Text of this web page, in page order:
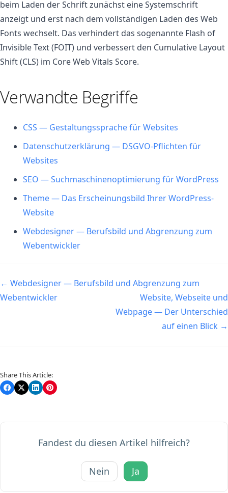
beim Laden der Schrift zunächst eine Systemschrift
anzeigt und erst nach dem vollständigen Laden des Web
Fonts wechselt. Das verhindert das sogenannte Flash of
Invisible Text (FOIT) und verbessert den Cumulative Layout
Shift (CLS) im Core Web Vitals Score.
Verwandte Begriffe
CSS — Gestaltungssprache für Websites
Datenschutzerklärung — DSGVO-Pflichten für
Websites
SEO — Suchmaschinenoptimierung für WordPress
Theme — Das Erscheinungsbild Ihrer WordPress-
Website
Webdesigner — Berufsbild und Abgrenzung zum
Webentwickler
Navigation
← Webdesigner — Berufsbild und Abgrenzung zum
Webentwickler
Website, Webseite und
Webpage — Der Unterschied
auf einen Blick →
Share This Article:
Fandest du diesen Artikel hilfreich?
Nein Ja